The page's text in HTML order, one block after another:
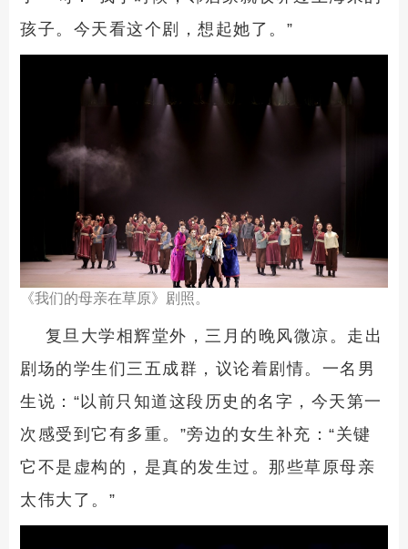
孩子。今天看这个剧，想起她了。”
《我们的母亲在草原》剧照。
复旦大学相辉堂外，三月的晚风微凉。走出
剧场的学生们三五成群，议论着剧情。一名男
生说：“以前只知道这段历史的名字，今天第一
次感受到它有多重。”旁边的女生补充：“关键
它不是虚构的，是真的发生过。那些草原母亲
太伟大了。”